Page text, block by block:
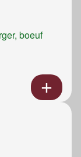
boeuf